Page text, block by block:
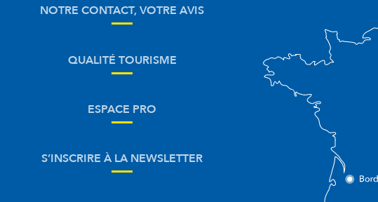
NOTRE CONTACT, VOTRE AVIS
QUALITÉ TOURISME
ESPACE PRO
S’INSCRIRE À LA NEWSLETTER